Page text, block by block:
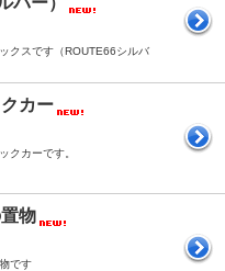
クスです（ROUTE66シルバ
カー
クカーです。
物
です